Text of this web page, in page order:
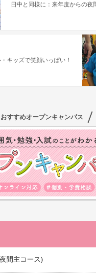
日中と同様に：来年度からの夜
キッズで笑顔いっぱい！
おすすめオープンキャンパス
間主コース)